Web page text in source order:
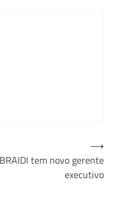
tem novo gerente
executivo
⟶